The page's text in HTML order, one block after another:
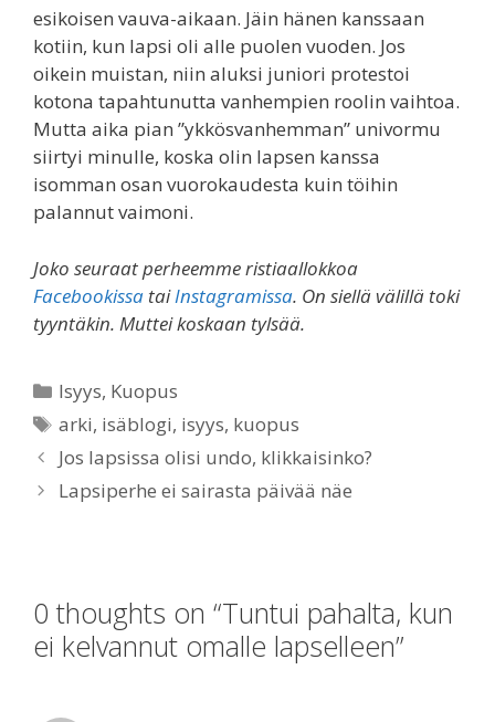
esikoisen vauva-aikaan. Jäin hänen kanssaan
kotiin, kun lapsi oli alle puolen vuoden. Jos
oikein muistan, niin aluksi juniori protestoi
kotona tapahtunutta vanhempien roolin vaihtoa.
Mutta aika pian ”ykkösvanhemman” univormu
siirtyi minulle, koska olin lapsen kanssa
isomman osan vuorokaudesta kuin töihin
palannut vaimoni.
Joko seuraat perheemme ristiaallokkoa
Facebookissa taiInstagramissa. On siellä välillä toki
tyyntäkin. Muttei koskaan tylsää.
Categories
Isyys, Kuopus
Tags
arki, isäblogi, isyys, kuopus
Jos lapsissa olisi undo, klikkaisinko?
Lapsiperhe ei sairasta päivää näe
0 thoughts on “Tuntui pahalta, kun
ei kelvannut omalle lapselleen”